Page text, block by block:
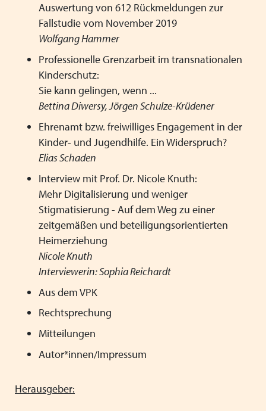
Auswertung von 612 Rückmeldungen zur
Fallstudie vom November 2019
Wolfgang Hammer
Professionelle Grenzarbeit im transnationalen
Kinderschutz:
Sie kann gelingen, wenn ...
Bettina Diwersy, Jörgen Schulze-Krüdener
Ehrenamt bzw. freiwilliges Engagement in der
Kinder- und Jugendhilfe. Ein Widerspruch?
Elias Schaden
Interview mit Prof. Dr. Nicole Knuth:
Mehr Digitalisierung und weniger
Stigmatisierung - Auf dem Weg zu einer
zeitgemäßen und beteiligungsorientierten
Heimerziehung
Nicole Knuth
Interviewerin: Sophia Reichardt
Aus dem VPK
Rechtsprechung
Mitteilungen
Autor*innen/Impressum
Herausgeber: